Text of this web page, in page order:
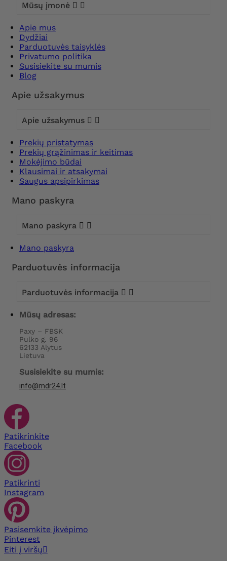
Mūsų įmonė  
Apie mus
Dydžiai
Parduotuvės taisyklės
Privatumo politika
Susisiekite su mumis
Blog
Apie užsakymus
Apie užsakymus  
Prekių pristatymas
Prekių grąžinimas ir keitimas
Mokėjimo būdai
Klausimai ir atsakymai
Saugus apsipirkimas
Mano paskyra
Mano paskyra  
Mano paskyra
Parduotuvės informacija
Parduotuvės informacija  
Mūsų adresas:
Paxy – FBSK
Pulko g. 96
62133 Alytus
Lietuva
Susisiekite su mumis:
info@mdr24.lt
Patikrinkite
Facebook
Patikrinti
Instagram
Pasisemkite įkvėpimo
Pinterest
Eiti į viršų